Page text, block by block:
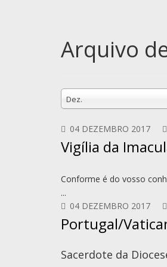
Arquivo
Dez.
04 DEZEMBRO 2017
Vigília da
Conforme é do vosso
...
04 DEZEMBRO 2017
Portugal/
Sacerdote da